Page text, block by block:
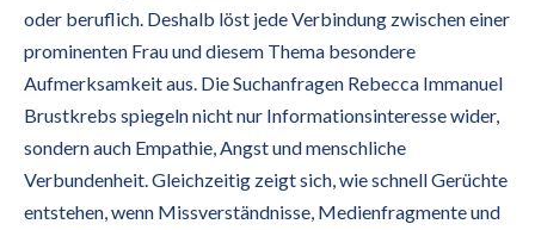
oder beruflich. Deshalb löst jede Verbindung zwischen einer
prominenten Frau und diesem Thema besondere
Aufmerksamkeit aus. Die Suchanfragen Rebecca Immanuel
Brustkrebs spiegeln nicht nur Informationsinteresse wider,
sondern auch Empathie, Angst und menschliche
Verbundenheit. Gleichzeitig zeigt sich, wie schnell Gerüchte
entstehen, wenn Missverständnisse, Medienfragmente und